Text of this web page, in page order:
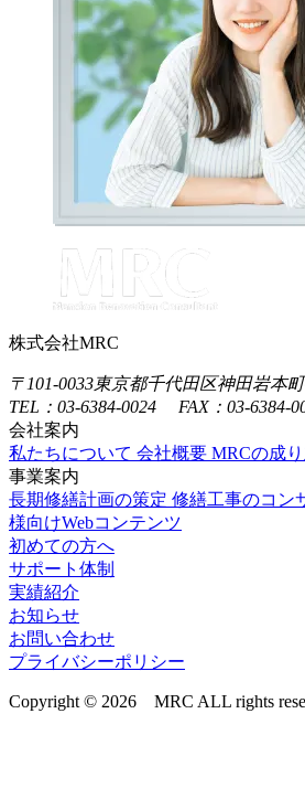
株式会社MRC
〒101-0033東京都千代田区神田岩本
TEL：03-6384-0024 FAX：03-6384-
会社案内
私たちについて 会社概要 MRCの成
事業案内
長期修繕計画の策定 修繕工事のコン
様向けWebコンテンツ
初めての方へ
サポート体制
実績紹介
お知らせ
お問い合わせ
プライバシーポリシー
Copyright © 2026 MRC ALL rights